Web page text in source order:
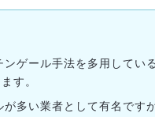
ゲール手法を多用してい
す。
多い業者として有名です